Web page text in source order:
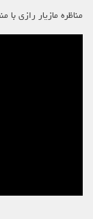
مناظره مازیار رازی